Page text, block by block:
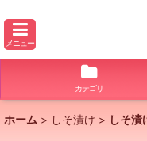
メニュー
カテゴリ
ホーム > しそ漬け > しそ漬